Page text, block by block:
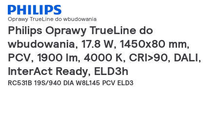
Oprawy TrueLine do wbudowania
Philips Oprawy TrueLine do
wbudowania, 17.8 W, 1450x80 mm,
PCV, 1900 lm, 4000 K, CRI>90, DALI,
InterAct Ready, ELD3h
RC531B 19S/940 DIA W8L145 PCV ELD3